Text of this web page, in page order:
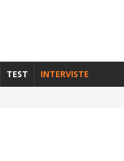
TEST INTERVISTE